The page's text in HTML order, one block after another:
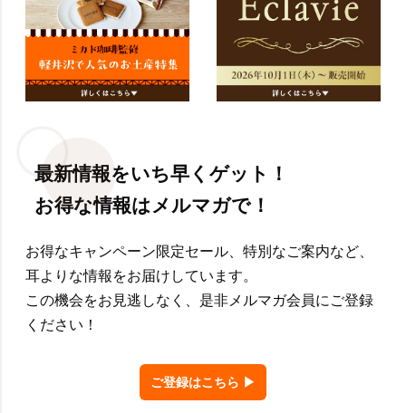
最新情報をいち早くゲット！
お得な情報はメルマガで！
お得なキャンペーン限定セール、特別なご案内など、
耳よりな情報をお届けしています。
この機会をお見逃しなく、是非メルマガ会員にご登録
ください！
ご登録はこちら ▶